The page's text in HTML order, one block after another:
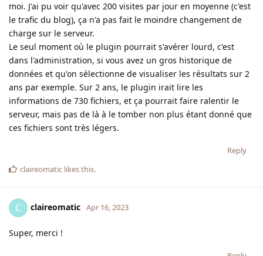
moi. J'ai pu voir qu'avec 200 visites par jour en moyenne (c'est
le trafic du blog), ça n'a pas fait le moindre changement de
charge sur le serveur.
Le seul moment où le plugin pourrait s'avérer lourd, c'est
dans l'administration, si vous avez un gros historique de
données et qu'on sélectionne de visualiser les résultats sur 2
ans par exemple. Sur 2 ans, le plugin irait lire les
informations de 730 fichiers, et ça pourrait faire ralentir le
serveur, mais pas de là à le tomber non plus étant donné que
ces fichiers sont très légers.
Reply
claireomatic likes this.
C claireomatic Apr 16, 2023
Super, merci !